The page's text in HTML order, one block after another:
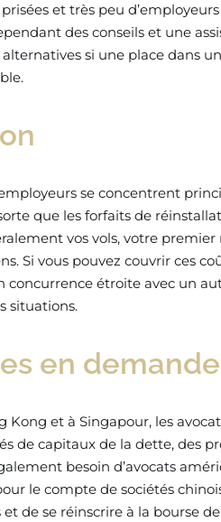
et très peu
des conseils et une
si une place dans
se concentrent
que les forfaits de
vos vols, votre
Si vous pouvez couvrir ces
concurrence étroite avec un
situations.
en
Kong et à Singapour, les
de capitaux de la dette, des
besoin d’avocats
le compte de sociétés
de se réinscrire à la bourse